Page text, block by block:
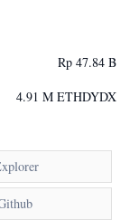
Rp 47.84 B
4.91 M ETHDYDX